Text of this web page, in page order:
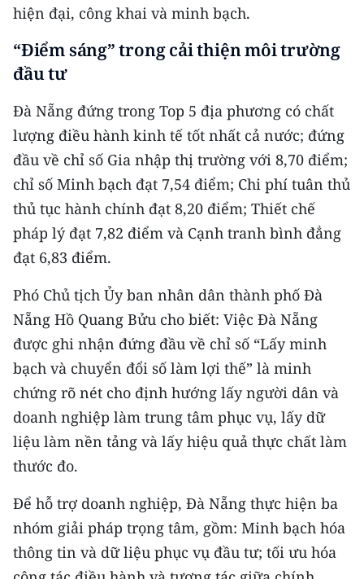
54 DÂN TỘC VIỆT NAM
CHƯƠNG TRÌNH OCOP - MỖI XÃ
MỘT SẢN PHẨM
RADIO
MEDIA CENTER
E-Magazine
Video
Media Kinh tế
Media Văn hóa
Media Xã hội
Media Pháp luật
Media Du lịch
Media Thể thao
Media Giáo dục
hiện đại, công khai và minh bạch.
“Điểm sáng” trong cải thiện môi trường
đầu tư
Đà Nẵng đứng trong Top 5 địa phương có chất
lượng điều hành kinh tế tốt nhất cả nước; đứng
đầu về chỉ số Gia nhập thị trường với 8,70 điểm;
chỉ số Minh bạch đạt 7,54 điểm; Chi phí tuân thủ
thủ tục hành chính đạt 8,20 điểm; Thiết chế
pháp lý đạt 7,82 điểm và Cạnh tranh bình đẳng
đạt 6,83 điểm.
Phó Chủ tịch Ủy ban nhân dân thành phố Đà
Nẵng Hồ Quang Bửu cho biết: Việc Đà Nẵng
được ghi nhận đứng đầu về chỉ số “Lấy minh
bạch và chuyển đổi số làm lợi thế” là minh
chứng rõ nét cho định hướng lấy người dân và
doanh nghiệp làm trung tâm phục vụ, lấy dữ
liệu làm nền tảng và lấy hiệu quả thực chất làm
thước đo.
Để hỗ trợ doanh nghiệp, Đà Nẵng thực hiện ba
nhóm giải pháp trọng tâm, gồm: Minh bạch hóa
thông tin và dữ liệu phục vụ đầu tư; tối ưu hóa